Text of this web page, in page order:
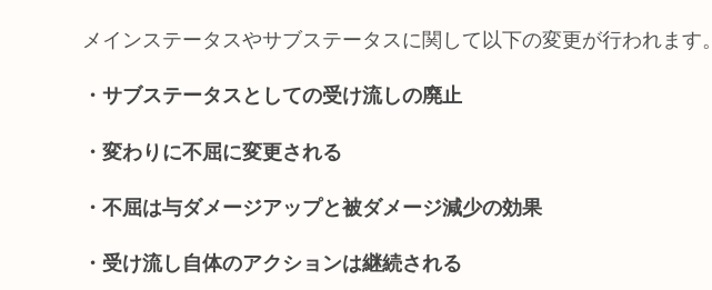
メインステータスやサブステータスに関して以下の変更が行われます。
・サブステータスとしての受け流しの廃止
・変わりに不屈に変更される
・不屈は与ダメージアップと被ダメージ減少の効果
・受け流し自体のアクションは継続される